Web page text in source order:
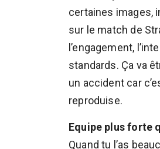
certaines images,
sur le match de
l’engagement,
standards. Ça va
un accident car
reproduise.
Equipe plus forte
Quand tu l’as